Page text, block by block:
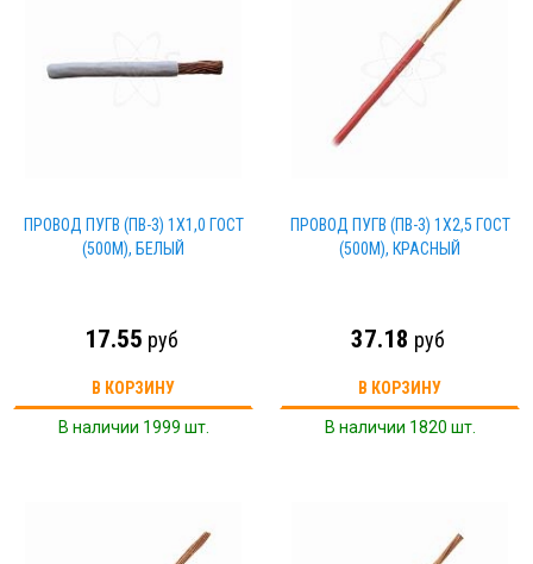
ПРОВОД ПУГВ (ПВ-3) 1Х1,0 ГОСТ
(500М), БЕЛЫЙ
17.55 руб
В КОРЗИНУ
В наличии 1999 шт.
ПРОВОД ПУГВ (ПВ-3) 1Х2,5 ГОСТ
(500М), КРАСНЫЙ
37.18 руб
В КОРЗИНУ
В наличии 1820 шт.